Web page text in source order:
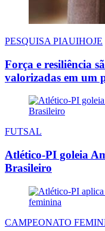
PESQUISA PIAUIHOJE
Força e resiliência
valorizadas em um
FUTSAL
Atlético-PI goleia
Brasileiro
CAMPEONATO